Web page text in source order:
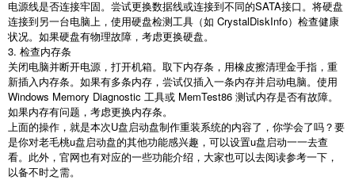
电源线是否连接牢固。尝试更换数据线或连接到不同的SATA接口。将硬盘
连接到另一台电脑上，使用硬盘检测工具（如 CrystalDiskInfo）检查健康
状况。如果硬盘有物理故障，考虑更换硬盘。
3. 检查内存条
关闭电脑并断开电源，打开机箱。取下内存条，用橡皮擦清理金手指，重
新插入内存条。如果有多条内存，尝试仅插入一条内存并启动电脑。使用
Windows Memory Diagnostic 工具或 MemTest86 测试内存是否有故障。
如果内存有问题，考虑更换内存条。
上面的操作，就是本次U盘启动盘制作重装系统的内容了，你学会了吗？要
是你对老毛桃u盘启动盘的其他功能感兴趣，可以设置u盘启动一一去查
看。此外，官网也有对应的一些功能介绍，大家也可以去阅读参考一下，
以备不时之需。